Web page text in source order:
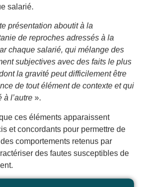
salarié.
présentation aboutit à la
de reproches adressés à la
chaque salarié, qui mélange des
subjectives avec des faits le plus
la gravité peut difficilement être
de tout élément de contexte et qui
à l’autre ».
ces éléments apparaissent
et concordants pour permettre de
comportements retenus par
des fautes susceptibles de